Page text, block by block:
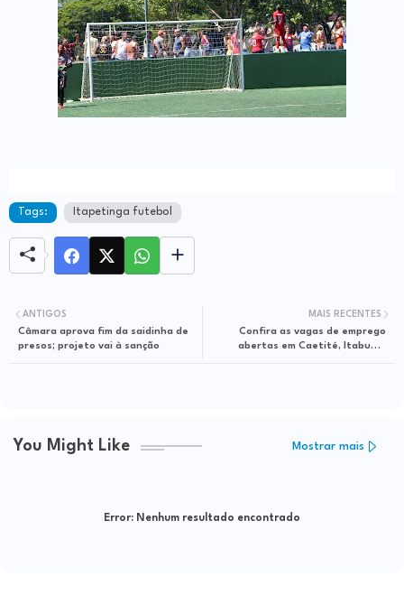
Tags: Itapetinga futebol
MAIS RECENTES
Confira as vagas de emprego
abertas em Caetité, Itabuna,
ANTIGOS
Câmara aprova fim da saidinha de
presos; projeto vai à sanção
You Might Like Mostrar mais
Error: Nenhum resultado encontrado